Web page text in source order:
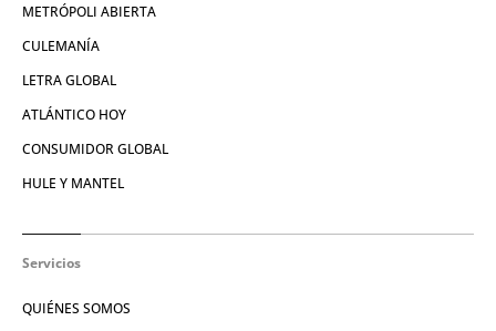
METRÓPOLI ABIERTA
CULEMANÍA
LETRA GLOBAL
ATLÁNTICO HOY
CONSUMIDOR GLOBAL
HULE Y MANTEL
Servicios
QUIÉNES SOMOS